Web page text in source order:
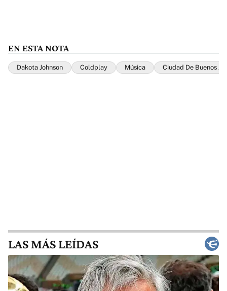
EN ESTA NOTA
Dakota Johnson Coldplay Música Ciudad De Buenos
LAS MÁS LEÍDAS